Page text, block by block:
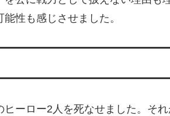
性も感じさせました。
ーロー2人を死なせました。そ